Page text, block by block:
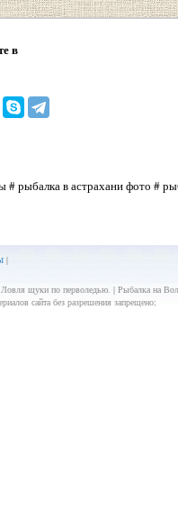
в
# рыбалка в астрахани фото #
|
щуки по перволедью. | Рыбалка на
сайта без разрешения запрещено;